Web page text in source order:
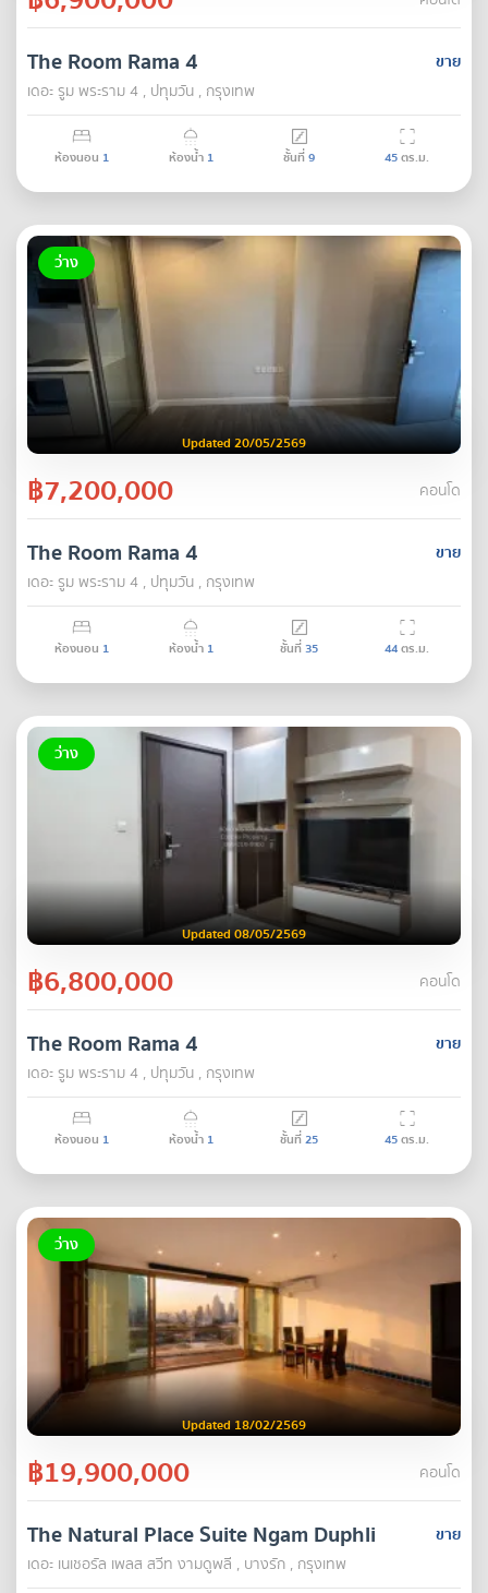
ขาย
The Room Rama 4
เดอะ รูม พระราม 4 , ปทุมวัน , กรุงเทพ
ห้องนอน 1 ห้องน้ำ 1 ชั้นที่9 45ตร.ม.
ว่าง
Updated 20/05/2569
฿7,200,000 คอนโด
ขาย
The Room Rama 4
เดอะ รูม พระราม 4 , ปทุมวัน , กรุงเทพ
ห้องนอน 1 ห้องน้ำ 1 ชั้นที่35 44ตร.ม.
ว่าง
Updated 08/05/2569
฿6,800,000 คอนโด
ขาย
The Room Rama 4
เดอะ รูม พระราม 4 , ปทุมวัน , กรุงเทพ
ห้องนอน 1 ห้องน้ำ 1 ชั้นที่25 45ตร.ม.
ว่าง
Updated 18/02/2569
฿19,900,000 คอนโด
ขาย
The Natural Place Suite Ngam Duphli
เดอะ เนเชอรัล เพลส สวีท งามดูพลี , บางรัก , กรุงเทพ